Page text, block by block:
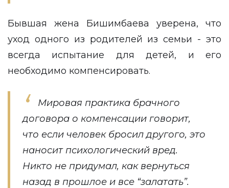
Бывшая жена Бишимбаева уверена, что
уход одного из родителей из семьи - это
всегда испытание для детей, и его
необходимо компенсировать.
Мировая практика брачного
договора о компенсации говорит,
что если человек бросил другого, это
наносит психологический вред.
Никто не придумал, как вернуться
назад в прошлое и все “залатать”.